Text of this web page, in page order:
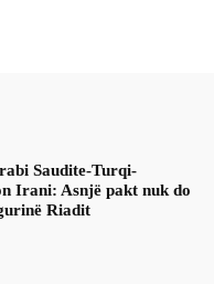
Saudite-Turqi-
Irani: Asnjë pakt nuk do
Riadit